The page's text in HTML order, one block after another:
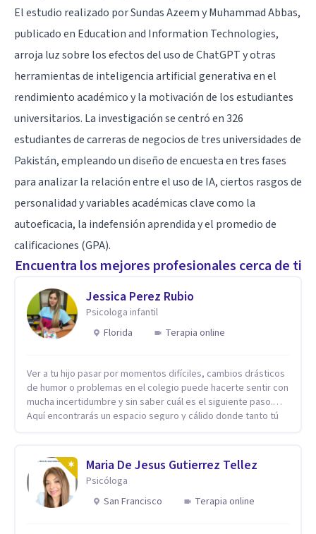
El estudio realizado por Sundas Azeem y Muhammad Abbas,
publicado en Education and Information Technologies,
arroja luz sobre los efectos del uso de ChatGPT y otras
herramientas de inteligencia artificial generativa en el
rendimiento académico y la motivación de los estudiantes
universitarios. La investigación se centró en 326
estudiantes de carreras de negocios de tres universidades de
Pakistán, empleando un diseño de encuesta en tres fases
para analizar la relación entre el uso de IA, ciertos rasgos de
personalidad y variables académicas clave como la
autoeficacia, la indefensión aprendida y el promedio de
calificaciones (GPA).
Encuentra los mejores profesionales cerca de ti
Jessica Perez Rubio
Psicologa infantil
Florida
Terapia online
Ver a tu hijo pasar por momentos difíciles, cambios drásticos
de humor o problemas en el colegio puede hacerte sentir con
mucha incertidumbre y sin saber cuál es el siguiente paso.
Aquí encontrarás un espacio seguro y cálido donde tanto tú
casa. Me especializo en guiar a familias a través de
herramientas prácticas y dinámicas adaptadas a la edad de
cada menor, dejando de lado las etiquetas y los tecnicismos.
Mi forma de trabajar se centra en entender las emociones
Maria De Jesus Gutierrez Tellez
Psicóloga
San Francisco
Terapia online